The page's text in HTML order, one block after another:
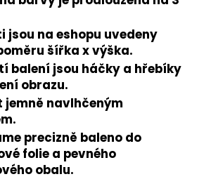
jsou na eshopu uvedeny
šířka x výška.
balení jsou háčky a hřebíky
obrazu.
jemně navlhčeným
precizně baleno do
folie a pevného
obalu.